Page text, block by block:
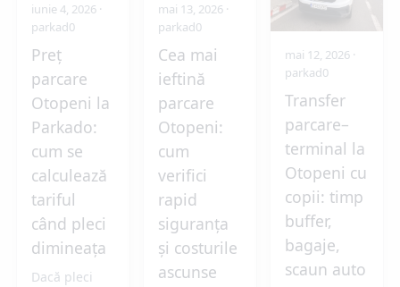
iunie 4, 2026 ·
parkad0
Preț
parcare
Otopeni la
Parkado:
cum se
calculează
tariful
când pleci
dimineața
Dacă pleci
mai 13, 2026 ·
parkad0
Cea mai
ieftină
parcare
Otopeni:
cum
verifici
rapid
siguranța
și costurile
ascunse
mai 12, 2026 ·
parkad0
Transfer
parcare–
terminal la
Otopeni cu
copii: timp
buffer,
bagaje,
scaun auto